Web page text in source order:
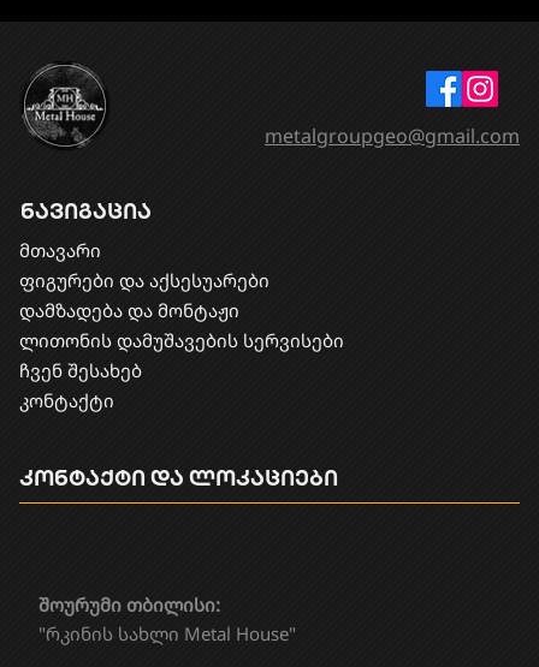
ნავიგაცია
მთავარი
ფიგურები და აქსესუარები
დამზადება და მონტაჟი
​ლითონის დამუშავების სერვისები
ჩვენ შესახებ
კონტაქტი
შოურუმი თბილისი:
"რკინის სახლი Metal House"
კონტაქტი და ლოკაციები
metalgroupgeo@gmail.com